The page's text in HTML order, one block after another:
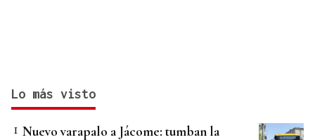
Lo más visto
Nuevo varapalo a Jácome: tumban la